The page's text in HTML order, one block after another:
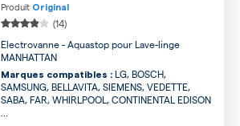
Produit Original
(14)
Electrovanne - Aquastop pour Lave-linge
MANHATTAN
Marques compatibles : LG, BOSCH,
SAMSUNG, BELLAVITA, SIEMENS, VEDETTE,
SABA, FAR, WHIRLPOOL, CONTINENTAL EDISON